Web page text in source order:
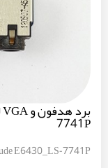
7741P
E6430_LS-7741P